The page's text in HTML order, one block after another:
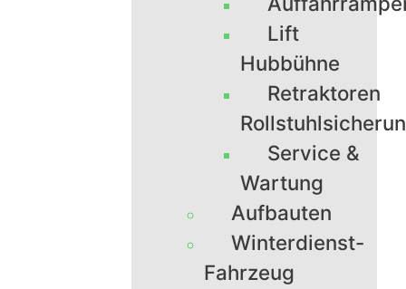
Lift
Hubbühne
Retraktoren
Service &
Wartung
Aufbauten
Winterdienst-
Fahrzeug